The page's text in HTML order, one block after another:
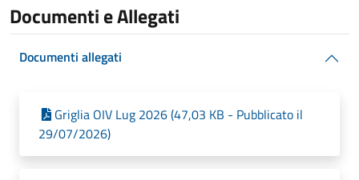
Documenti e Allegati
Documenti allegati
Griglia OIV Lug 2026 (47,03 KB - Pubblicato il
29/07/2026)